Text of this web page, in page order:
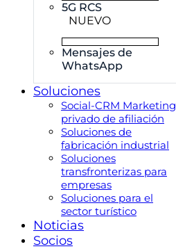
5G RCS
NUEVO
Mensajes de
WhatsApp
Soluciones
Social-CRM Marketing
privado de afiliación
Soluciones de
fabricación industrial
Soluciones
transfronterizas para
empresas
Soluciones para el
sector turístico
Noticias
Socios